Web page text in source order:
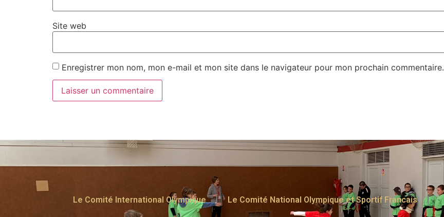
Site web
Enregistrer mon nom, mon e-mail et mon site dans le navigateur pour mon prochain commentaire.
Le Comité International Olympique Le Comité National Olympique et Sportif Francais